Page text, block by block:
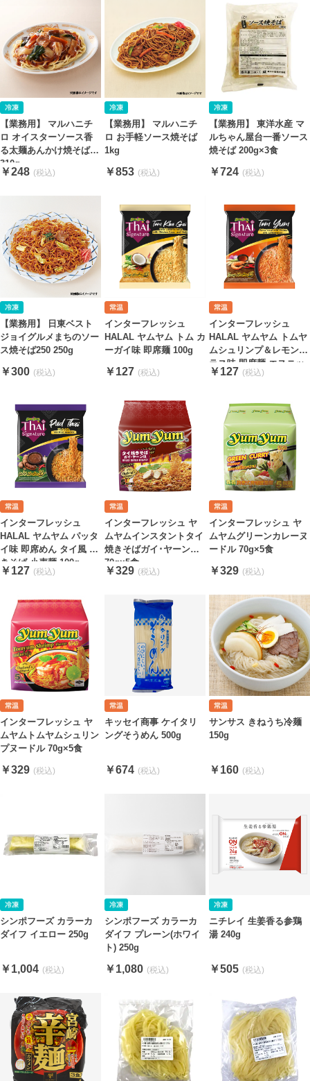
【業務用】 マルハニチ
ロ オイスターソース香
る太麺あんかけ焼そば
310g
￥248
【業務用】 マルハニチ
ロ お手軽ソース焼そば
1kg
￥853
【業務用】 東洋水産 マ
ルちゃん屋台一番ソース
焼そば 200g×3食
￥724
【業務用】 日東ベスト
ジョイグルメまちのソー
ス焼そば250 250g
￥300
インターフレッシュ
HALAL ヤムヤム トム カ
ーガイ味 即席麺 100g
￥127
インターフレッシュ
HALAL ヤムヤム トムヤ
ムシュリンプ＆レモング
ラス味 即席麺 エスニッ
ク ラーメン 100g
￥127
インターフレッシュ
HALAL ヤムヤム パッタ
イ味 即席めん タイ風 焼
きそば 小麦麺 100g
￥127
インターフレッシュ ヤ
ムヤムインスタントタイ
焼きそばガイ･ヤーン味
70g×5食
￥329
インターフレッシュ ヤ
ムヤムグリーンカレーヌ
ードル 70g×5食
￥329
インターフレッシュ ヤ
ムヤムトムヤムシュリン
プヌードル 70g×5食
￥329
キッセイ商事 ケイタリ
ングそうめん 500g
￥674
サンサス きねうち冷麺
150g
￥160
シンポフーズ カラーカ
ダイフ イエロー 250g
￥1,004
シンポフーズ カラーカ
ダイフ プレーン(ホワイ
ト) 250g
￥1,080
ニチレイ 生姜香る参鶏
湯 240g
￥505